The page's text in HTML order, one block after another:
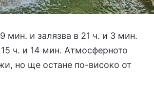
мин. и залязва в 21 ч. и 3 мин.
ч. и 14 мин. Атмосферното
но ще остане по-високо от